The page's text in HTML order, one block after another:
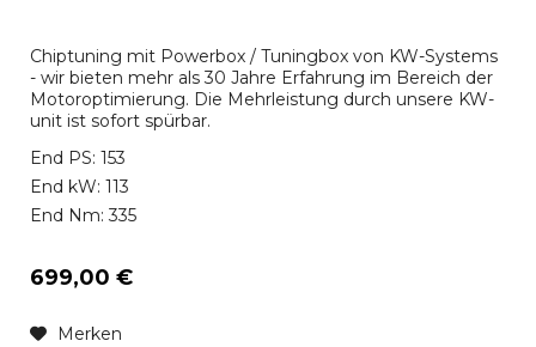
Chiptuning mit Powerbox / Tuningbox von KW-Systems
- wir bieten mehr als 30 Jahre Erfahrung im Bereich der
Motoroptimierung. Die Mehrleistung durch unsere KW-
unit ist sofort spürbar.
End PS: 153
End kW: 113
End Nm: 335
699,00 €
Merken